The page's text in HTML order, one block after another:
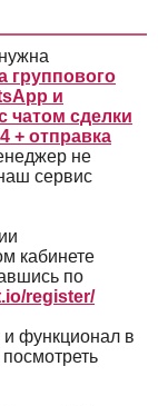
группового
и
чатом сделки
+ отправка
не
сервис
кабинете
по
register/
функционал в